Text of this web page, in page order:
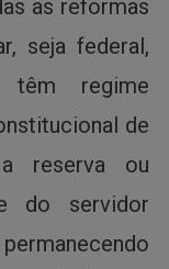
as reformas
seja federal,
têm regime
de
reserva ou
do servidor